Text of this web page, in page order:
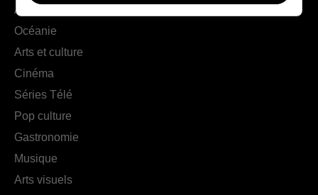
Afrique
Océanie
Arts et culture
Cinéma
Séries Télé
Pop culture
Gastronomie
Musique
Arts visuels